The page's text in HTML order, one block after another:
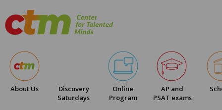
About Us
Discovery
Saturdays
Online
Program
AP and
PSAT exams